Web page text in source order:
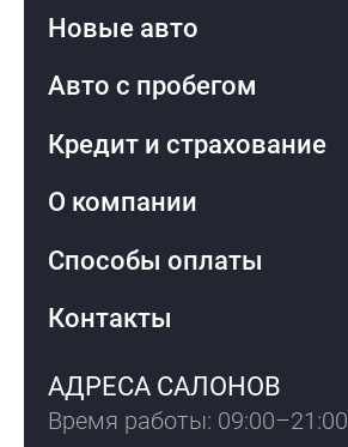
Новые авто
Авто с пробегом
Кредит и страхование
О компании
Способы оплаты
Контакты
АДРЕСА САЛОНОВ
Время работы: 09:00–21:00